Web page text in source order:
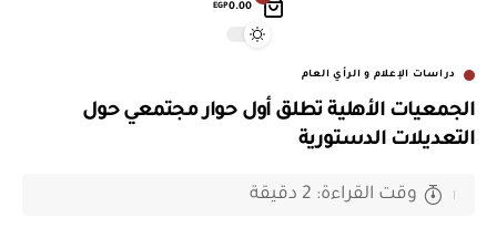
EGP0.00
دراسات الإعلام و الرأي العام
الجمعيات الأهلية تطلق أول حوار مجتمعي حول
التعديلات الدستورية
وقت القراءة: 2 دقيقة